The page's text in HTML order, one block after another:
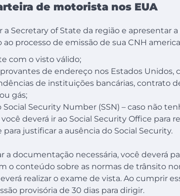
de motorista nos EUA
a Secretary of State da região e apresentar
ao processo de emissão de sua CNH
com o visto válido;
de endereço nos Estados Unidos,
de instituições bancárias, contrato
gás;
Social Security Number (SSN) – caso não
você deverá ir ao Social Security Office para
para justificar a ausência do Social Security.
a documentação necessária, você deverá
o conteúdo sobre as normas de trânsito
realizar o exame de vista. Ao cumprir
provisória de 30 dias para dirigir.